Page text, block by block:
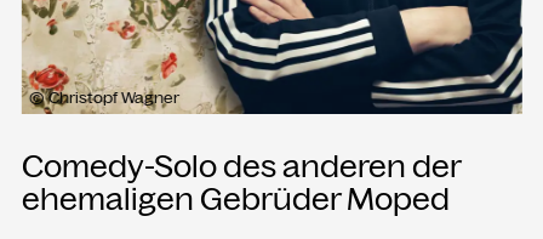
KONTAKT
Kammgarn Kulturwerkstatt
Spinnereistraße 10
6971 Hard am Bodensee
Österreich
© Christopf Wagner
Comedy-Solo des anderen der
ehemaligen Gebrüder Moped